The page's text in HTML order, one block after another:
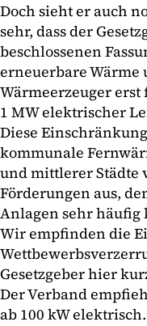
Doch sieht er auch
sehr, dass der
beschlossenen
erneuerbare
Wärmeerzeuger
1 MW elektrischer
Diese
kommunale
und mittlerer Städte
Förderungen aus,
Anlagen sehr häufig
Wir empfinden die
Gesetzgeber hier
Der Verband
ab 100 kW elektrisch.